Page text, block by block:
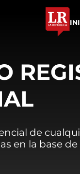
de
en la base